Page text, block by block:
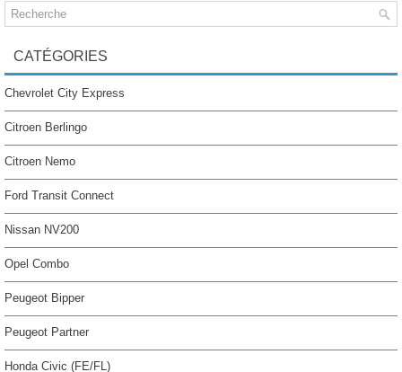
CATÉGORIES
Chevrolet City Express
Citroen Berlingo
Citroen Nemo
Ford Transit Connect
Nissan NV200
Opel Combo
Peugeot Bipper
Peugeot Partner
Honda Civic (FE/FL)